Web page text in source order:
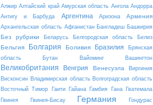
Алжир Алтайский край Амурская область Ангола Андорра
Антигу и Барбуда
Аргентина Аризона Армения
Архангельская область Афганистан Бангладеш Башкирия
Без рубрики Беларусь Белгородская область Белиз
Бельгия Болгария Боливия Бразилия
Брянская
область
Бутан Вайоминг Вашингтон
Великобритания Венгрия Венесуэла
Виргиния
Висконсин Владимирская область Волгоградская область
Восточный Тимор
Гаити Гайана Гамбия Гана
Гватемала
Гвинея
Гвинея-Бисау Германия
Гондурас